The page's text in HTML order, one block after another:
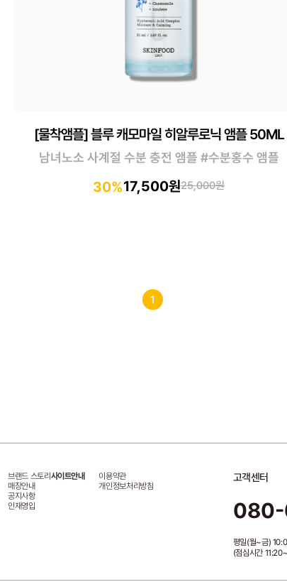
[물착앰플] 블루 캐모마일 히알루로닉 앰플 50ML
남녀노소 사계절 수분 충전 앰플 #수분홍수 앰플
30%17,500원25,000원
1
브랜드 스토리
매장안내
공지사항
인재영입
사이트안내
이용약관
개인정보처리방침
고객센터
080-
평일(월~금)
(점심시간